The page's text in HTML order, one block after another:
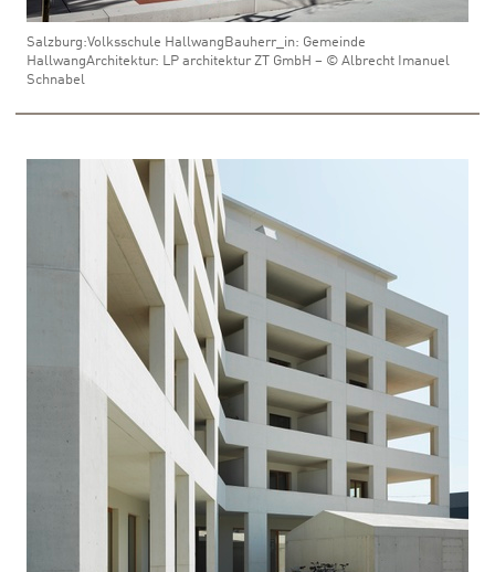
Salzburg:Volksschule HallwangBauherr_in: Gemeinde
HallwangArchitektur: LP architektur ZT GmbH – © Albrecht Imanuel
Schnabel